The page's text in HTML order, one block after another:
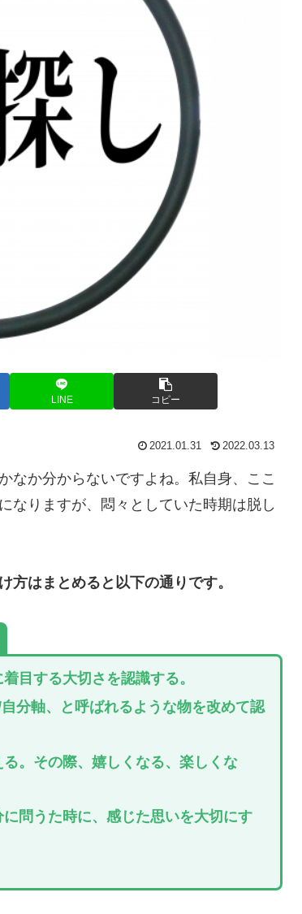
LINE コピー
2021.01.31 2022.03.13
か分からないですよね。私自身、ここ
なりますが、悶々としていた時期は脱し
方はまとめると以下の通りです。
目する大切さを認識する。
分軸、と呼ばれるような物を改めて認
。その際、嬉しくなる、楽しくな
問うた時に、感じた思いを大切にす